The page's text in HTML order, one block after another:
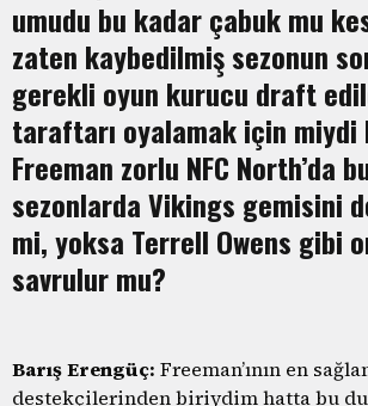
umudu bu kadar çabuk mu
zaten kaybedilmiş sezonun
gerekli oyun kurucu draft
taraftarı oyalamak için miydi
Freeman zorlu NFC North’da
sezonlarda Vikings gemisini
mi, yoksa Terrell Owens gibi
savrulur mu?
Barış Erengüç: Freeman’ının en
destekçilerinden biriydim hatta bu